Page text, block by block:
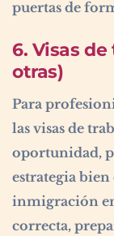
puertas de
6. Visas de
otras)
Para
las visas de
oportunidad,
estrategia
inmigración
correcta,